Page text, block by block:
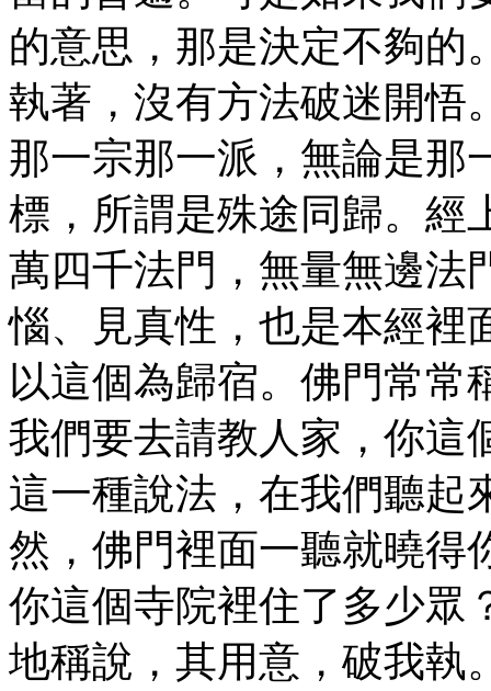
的意思，那是決定不夠的
執著，沒有方法破迷開悟
那一宗那一派，無論是那
標，所謂是殊途同歸。經
萬四千法門，無量無邊法
惱、見真性，也是本經裡
以這個為歸宿。佛門常常
我們要去請教人家，你這
這一種說法，在我們聽起
然，佛門裡面一聽就曉得
你這個寺院裡住了多少眾
地稱說，其用意，破我執